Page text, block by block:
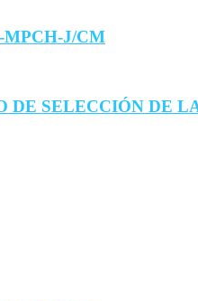
MPCH-J/CM
DE SELECCIÓN DE